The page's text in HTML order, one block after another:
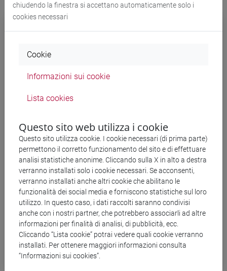
Trascrizione ai sensi della normativa
Entre el relámpago
y el trueno,
entre el aliento
y la palabra,
este tajo sin
orillas
abriéndose hacia siempre,
esta insondable lejanía
en cada aquí de la vida
“Casi en silencio” (Visor 2004)
chiudendo la finestra si accettano automaticamente solo i
cookies necessari
Cookie
Informazioni sui cookie
Lista cookies
Questo sito web utilizza i cookie
Questo sito utilizza cookie. I cookie necessari (di prima parte)
permettono il corretto funzionamento del sito e di effettuare
analisi statistiche anonime. Cliccando sulla X in alto a destra
verranno installati solo i cookie necessari. Se acconsenti,
verranno installati anche altri cookie che abilitano le
funzionalità dei social media e forniscono statistiche sul loro
utilizzo. In questo caso, i dati raccolti saranno condivisi
anche con i nostri partner, che potrebbero associarli ad altre
informazioni per finalità di analisi, di pubblicità, ecc.
Cliccando “Lista cookie” potrai vedere quali cookie verranno
installati. Per ottenere maggiori informazioni consulta
“Informazioni sui cookies”.